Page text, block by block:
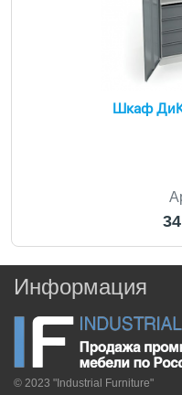
Шкаф
Информация
© 2023 "Industrial Furniture"